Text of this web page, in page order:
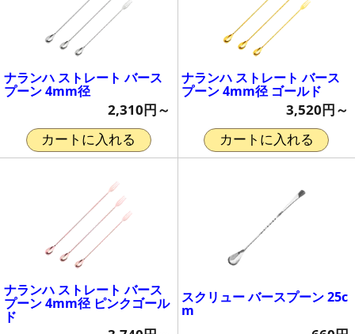
ナランハ ストレート バース
プーン 4mm径
2,310円～
カートに入れる
ナランハ ストレート バース
プーン 4mm径 ゴールド
3,520円～
カートに入れる
ナランハ ストレート バース
プーン 4mm径 ピンクゴール
ド
スクリュー バースプーン 25c
m